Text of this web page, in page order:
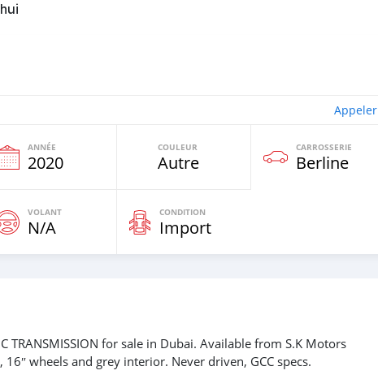
Appeler
ANNÉE
2020
COULEUR
Autre
CARROSSERIE
Berline
VOLANT
N/A
CONDITION
Import
TRANSMISSION for sale in Dubai. Available from S.K Motors
wheels and grey interior. Never driven, GCC specs.